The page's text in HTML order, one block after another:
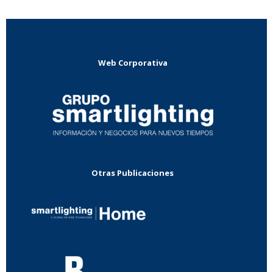
Web Corporativa
Otras Publicaciones